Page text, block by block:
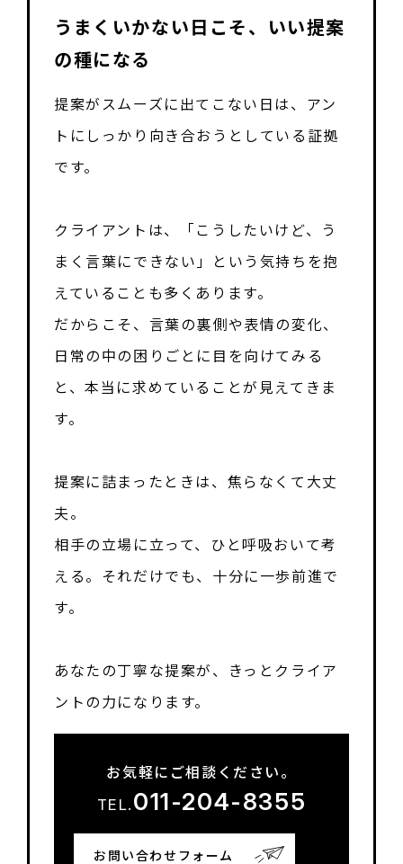
うまくいかない日こそ、いい提案
の種になる
提案がスムーズに出てこない日は、アン
トにしっかり向き合おうとしている証拠
です。
クライアントは、「こうしたいけど、う
まく言葉にできない」という気持ちを抱
えていることも多くあります。
だからこそ、言葉の裏側や表情の変化、
日常の中の困りごとに目を向けてみる
と、本当に求めていることが見えてきま
す。
提案に詰まったときは、焦らなくて大丈
夫。
相手の立場に立って、ひと呼吸おいて考
える。それだけでも、十分に一歩前進で
す。
あなたの丁寧な提案が、きっとクライア
ントの力になります。
お気軽にご相談ください。
TEL. 011-204-8355
お問い合わせフォーム